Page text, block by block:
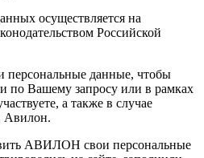
осуществляется на
Российской
данные, чтобы
по Вашему запросу или в рамках
а также в случае
Авилон.
АВИЛОН свои персональные